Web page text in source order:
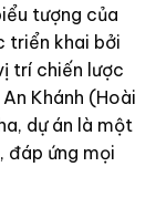
tượng của
triển khai bởi
trí chiến lược
Khánh (Hoài
dự án là một
đáp ứng mọi